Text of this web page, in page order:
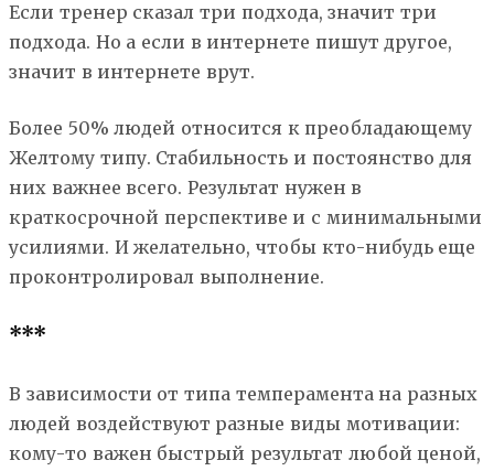
Если тренер сказал три подхода, значит три
подхода. Но а если в интернете пишут другое,
значит в интернете врут.
Более 50% людей относится к преобладающему
Желтому типу. Стабильность и постоянство для
них важнее всего. Результат нужен в
краткосрочной перспективе и с минимальными
усилиями. И желательно, чтобы кто-нибудь еще
проконтролировал выполнение.
***
В зависимости от типа темперамента на разных
людей воздействуют разные виды мотивации:
кому-то важен быстрый результат любой ценой,